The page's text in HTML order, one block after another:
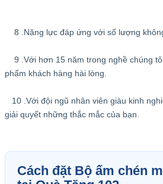
8 .Năng lực đáp ứng với số lượng không
9 .Với hơn 15 năm trong nghề chúng
phẩm khách hàng hài lòng.
10 .Với đội ngũ nhân viên giàu kinh
giải quyết những thắc mắc của bạn.
Cách đặt Bộ ấm chén